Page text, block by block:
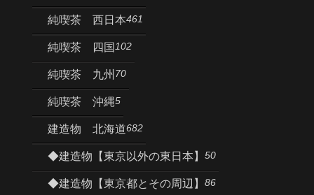
純喫茶 西日本461
純喫茶 四国 102
純喫茶 九州 70
純喫茶 沖縄5
建造物 北海道682
◆建造物【東京以外の東日本】 50
◆建造物【東京都とその周辺】 86